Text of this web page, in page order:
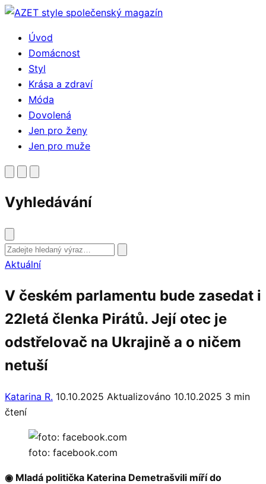
Přejít
obsahuÚvod
Domácnost
Styl
Krása a zdraví
Móda
Dovolená
Jen pro ženy
Jen pro muže
Vyhledávání
Vyhledat
Aktuální
V českém parlamentu bude zasedat i
22letá členka Pirátů. Její otec je
odstřelovač na Ukrajině a o ničem
netuší
Katarina R. 10.10.2025 Aktualizováno 10.10.2025 3 min
čtení
foto: facebook.com
◉ Mladá politička Katerina Demetrašvili míří do